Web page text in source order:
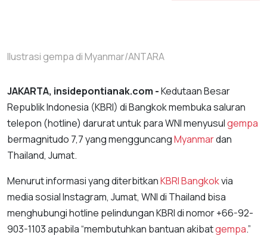
Ilustrasi gempa di Myanmar/ANTARA
JAKARTA, insidepontianak.com -Kedutaan Besar
Republik Indonesia (KBRI) di Bangkok membuka saluran
telepon (hotline) darurat untuk para WNI menyusulgempa
bermagnitudo 7,7 yang mengguncangMyanmardan
Thailand, Jumat.
Menurut informasi yang diterbitkanKBRI Bangkokvia
media sosial Instagram, Jumat, WNI di Thailand bisa
menghubungi hotline pelindungan KBRI di nomor +66-92-
903-1103 apabila “membutuhkan bantuan akibatgempa.”